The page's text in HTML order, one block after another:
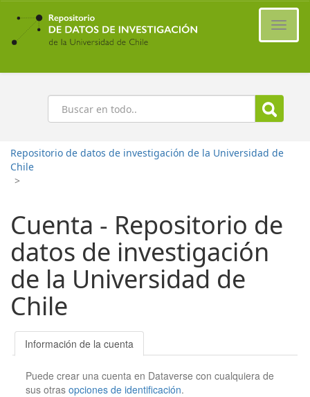
Ir
contenido
principal
Buscar
Repositorio de datos de investigación de la Universidad de
Chile
>
Cuenta - Repositorio de
datos de investigación
de la Universidad de
Chile
Información de la cuenta
Puede crear una cuenta en Dataverse con cualquiera de
sus otrasopciones de identificación.